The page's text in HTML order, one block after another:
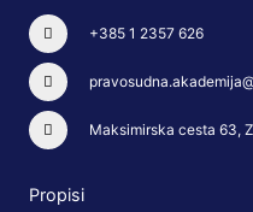
+385 1 2357 626
Maksimirska cesta 63,
Propisi